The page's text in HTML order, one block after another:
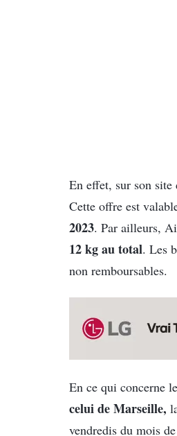
En effet, sur son
Cette offre est
2023. Par ailleurs,
12 kg au total. Les
non remboursables.
En ce qui concerne
celui de Marseille,
vendredis du mois